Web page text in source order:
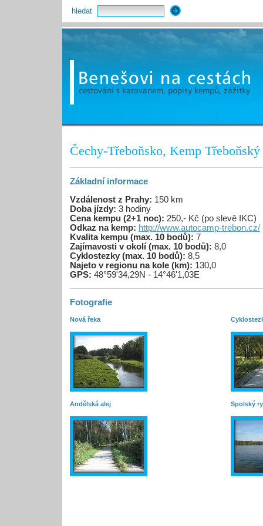
hledat
Čechy-Třeboňsko, Kemp
Základní informace
Vzdálenost z Prahy: 150 km
Doba jízdy: 3 hodiny
Cena kempu (2+1 noc): 250,- Kč (po slevě IKC)
Odkaz na kemp: http://www.autocamp-trebon.cz/
Kvalita kempu (max. 10 bodů): 7
Zajímavosti v okolí (max. 10 bodů): 8,0
Cyklostezky (max. 10 bodů): 8,5
Najeto v regionu na kole (km): 130,0
GPS: 48°59'34,29N - 14°46'1,03E
Fotografie
Nová řeka
Andělská alej Spolský